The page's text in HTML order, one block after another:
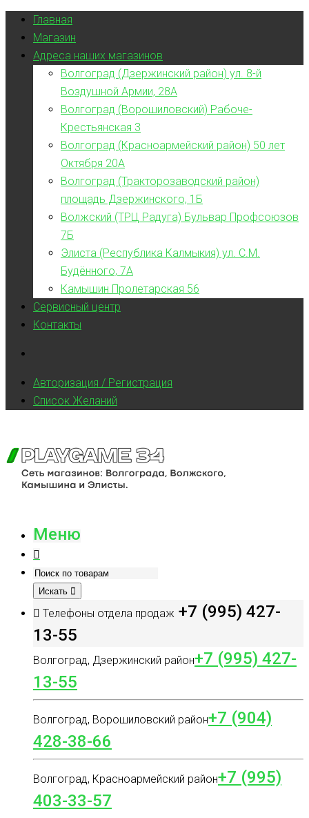
Главная
Магазин
Адреса наших магазинов
Волгоград (Дзержинский район) ул. 8-й
Воздушной Армии, 28А
Волгоград (Ворошиловский) Рабоче-
Крестьянская 3
Волгоград (Красноармейский район) 50 лет
Октября 20А
Волгоград (Тракторозаводский район)
площадь Дзержинского, 1Б
Волжский (ТРЦ Радуга) Бульвар Профсоюзов
7Б
Элиста (Республика Калмыкия) ул. С.М.
Будённого, 7А
Камышин Пролетарская 56
Сервисный центр
Контакты
Авторизация / Регистрация
Список Желаний
Меню
Искать
Телефоны отдела продаж +7 (995) 427-
13-55
Волгоград, Дзержинский район+7 (995) 427-
13-55
Волгоград, Ворошиловский район+7 (904)
428-38-66
Волгоград, Красноармейский район+7 (995)
403-33-57